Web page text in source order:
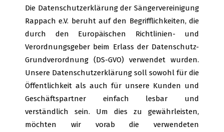
Die Datenschutzerklärung der Sängervereinigung
Rappach e.V. beruht auf den Begrifflichkeiten, die
durch den Europäischen Richtlinien- und
Verordnungsgeber beim Erlass der Datenschutz-
Grundverordnung (DS-GVO) verwendet wurden.
Unsere Datenschutzerklärung soll sowohl für die
Öffentlichkeit als auch für unsere Kunden und
Geschäftspartner einfach lesbar und
verständlich sein. Um dies zu gewährleisten,
möchten wir vorab die verwendeten